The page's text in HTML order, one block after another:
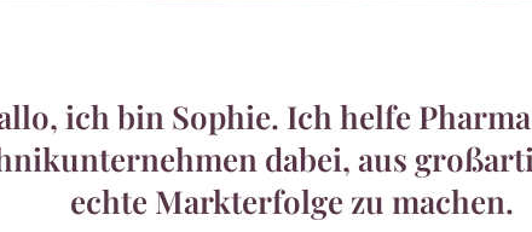
ich bin Sophie. Ich helfe
dabei, aus
echte Markterfolge zu machen.